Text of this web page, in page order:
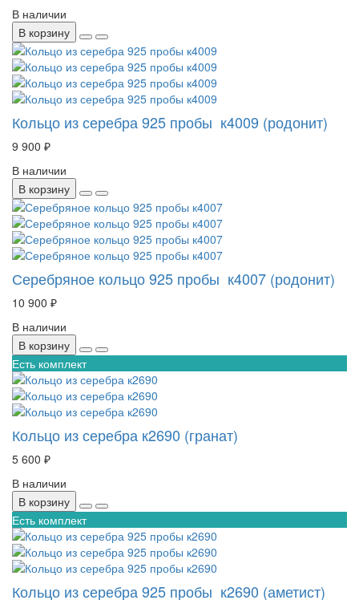
В наличии
В корзину
Кольцо из серебра 925 пробы к4009 (родонит)
9 900 ₽
В наличии
В корзину
Серебряное кольцо 925 пробы к4007 (родонит)
10 900 ₽
В наличии
В корзину
Есть комплект
Кольцо из серебра к2690 (гранат)
5 600 ₽
В наличии
В корзину
Есть комплект
Кольцо из серебра 925 пробы к2690 (аметист)